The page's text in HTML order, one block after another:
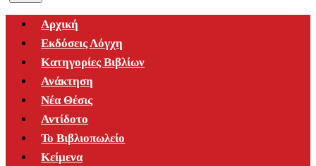
Αρχική
Εκδόσεις Λόγχη
Κατηγορίες Βιβλίων
Ανάκτηση
Νέα Θέσις
Αντίδοτο
Το Βιβλιοπωλείο
Κείμενα